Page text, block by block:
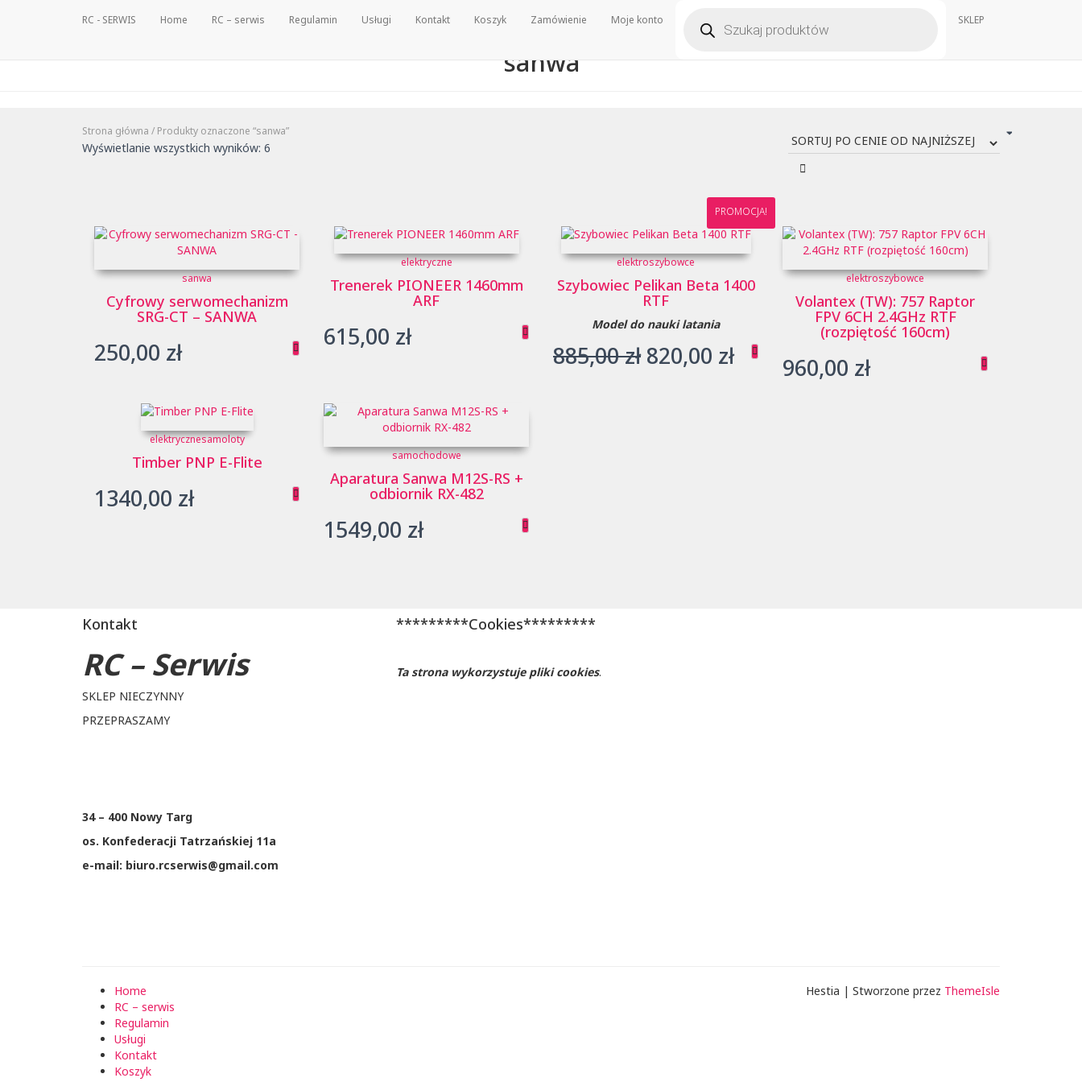
RC - SERWIS Home RC – serwis Regulamin Usługi Kontakt Koszyk Zamówienie Moje konto produktów SKLEP
sanwa
Strona główna / Produkty oznaczone “sanwa”
Wyświetlanie wszystkich wyników: 6
do
wysokiej
sanwa
Cyfrowy serwomechanizm
SRG-CT – SANWA
250,00 zł
elektryczne
Trenerek PIONEER 1460mm
ARF
615,00 zł
PROMOCJA!
elektroszybowce
Szybowiec Pelikan Beta 1400
RTF
Model do nauki latania
885,00zł Pierwotna
820,00 złAktualna
elektroszybowce
Volantex (TW): 757 Raptor
FPV 6CH 2.4GHz RTF
(rozpiętość 160cm)
960,00 zł
elektrycznesamoloty
Timber PNP E-Flite
1340,00 zł
samochodowe
Aparatura Sanwa M12S-RS +
odbiornik RX-482
1549,00 zł
Kontakt
RC – Serwis
SKLEP NIECZYNNY
PRZEPRASZAMY
34 – 400 Nowy Targ
os. Konfederacji Tatrzańskiej 11a
e-mail: biuro.rcserwis@gmail.com
*********Cookies*********
Ta strona wykorzystuje pliki cookies.
Home
RC – serwis
Regulamin
Usługi
Kontakt
Koszyk
Hestia | Stworzone przez ThemeIsle